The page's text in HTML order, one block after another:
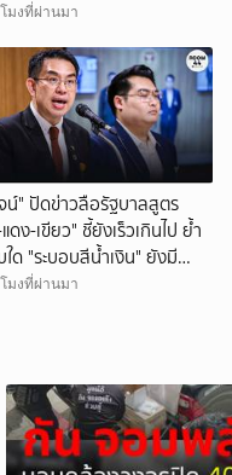
มงที่ผ่านมา
น์" ปัดข่าวลือรัฐบาลสูตร
ดง-เขียว" ชี้ยังเร็วเกินไป ย้ำ
ใด "ระบอบสีน้ำเงิน" ยังมี
สลับขั้วก็ไม่จบ
มงที่ผ่านมา